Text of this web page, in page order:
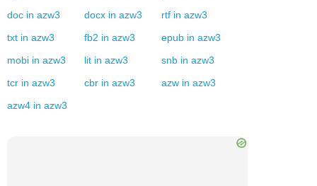
doc in azw3 docx in azw3 rtf in azw3
txt in azw3 fb2 in azw3 epub in azw3
mobi in azw3 lit in azw3 snb in azw3
tcr in azw3 cbr in azw3 azw in azw3
azw4 in azw3